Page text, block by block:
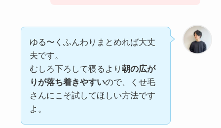
ゆる〜くふんわりまとめれば大丈
夫です。
むしろ下ろして寝るより 朝の広が
りが落ち着きやすいので、くせ毛
さんにこそ試してほしい方法です
よ。